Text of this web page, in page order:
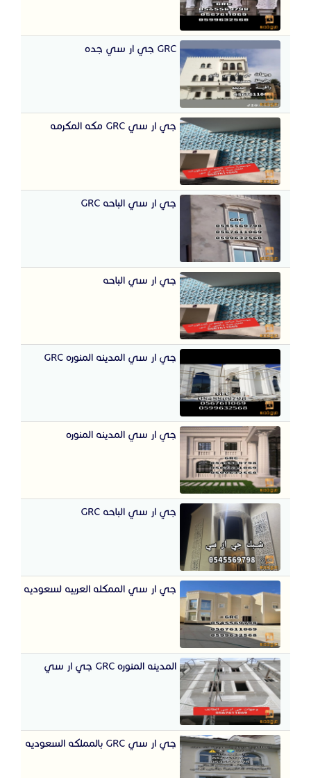
GRC جي ار سي جده
جي ار سي GRC مكه المكرمه
جي ار سي الباحه GRC
جي ار سي الباحه
جي ار سي المدينه المنوره GRC
جي ار سي المدينه المنوره
جي ار سي الباحه GRC
جي ار سي الممكله العربيه لسعوديه
المدينه المنوره GRC جي ار سي
جي ار سي GRC بالمملكه السعوديه